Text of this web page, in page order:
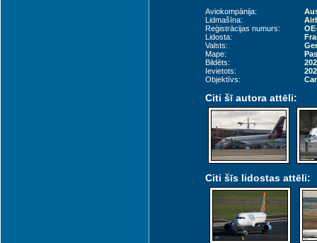
Aviokompānija:
Lidmašīna:
Reģistrācijas numurs:
Lidosta:
Valsts:
Mape:
Bildēts:
Ievietots:
Objektīvs:
Citi šī autora attēli:
Citi šīs lidostas attēli: